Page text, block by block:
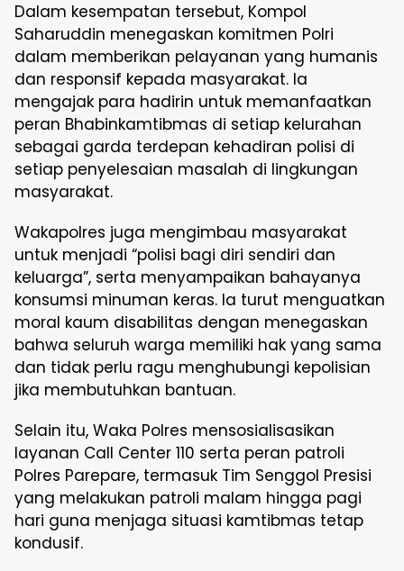
Dalam kesempatan tersebut, Kompol
Saharuddin menegaskan komitmen Polri
dalam memberikan pelayanan yang humanis
dan responsif kepada masyarakat. Ia
mengajak para hadirin untuk memanfaatkan
peran Bhabinkamtibmas di setiap kelurahan
sebagai garda terdepan kehadiran polisi di
setiap penyelesaian masalah di lingkungan
masyarakat.
Wakapolres juga mengimbau masyarakat
untuk menjadi “polisi bagi diri sendiri dan
keluarga”, serta menyampaikan bahayanya
konsumsi minuman keras. Ia turut menguatkan
moral kaum disabilitas dengan menegaskan
bahwa seluruh warga memiliki hak yang sama
dan tidak perlu ragu menghubungi kepolisian
jika membutuhkan bantuan.
Selain itu, Waka Polres mensosialisasikan
layanan Call Center 110 serta peran patroli
Polres Parepare, termasuk Tim Senggol Presisi
yang melakukan patroli malam hingga pagi
hari guna menjaga situasi kamtibmas tetap
kondusif.